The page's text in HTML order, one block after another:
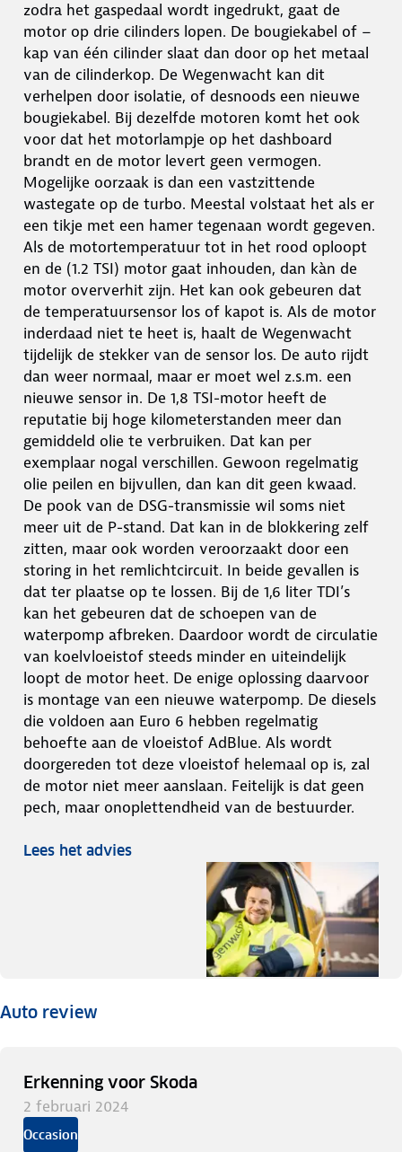
zodra het gaspedaal wordt ingedrukt, gaat de
motor op drie cilinders lopen. De bougiekabel of –
kap van één cilinder slaat dan door op het metaal
van de cilinderkop. De Wegenwacht kan dit
verhelpen door isolatie, of desnoods een nieuwe
bougiekabel. Bij dezelfde motoren komt het ook
voor dat het motorlampje op het dashboard
brandt en de motor levert geen vermogen.
Mogelijke oorzaak is dan een vastzittende
wastegate op de turbo. Meestal volstaat het als er
een tikje met een hamer tegenaan wordt gegeven.
Als de motortemperatuur tot in het rood oploopt
en de (1.2 TSI) motor gaat inhouden, dan kàn de
motor oververhit zijn. Het kan ook gebeuren dat
de temperatuursensor los of kapot is. Als de motor
inderdaad niet te heet is, haalt de Wegenwacht
tijdelijk de stekker van de sensor los. De auto rijdt
dan weer normaal, maar er moet wel z.s.m. een
nieuwe sensor in. De 1,8 TSI-motor heeft de
reputatie bij hoge kilometerstanden meer dan
gemiddeld olie te verbruiken. Dat kan per
exemplaar nogal verschillen. Gewoon regelmatig
olie peilen en bijvullen, dan kan dit geen kwaad.
De pook van de DSG-transmissie wil soms niet
meer uit de P-stand. Dat kan in de blokkering zelf
zitten, maar ook worden veroorzaakt door een
storing in het remlichtcircuit. In beide gevallen is
dat ter plaatse op te lossen. Bij de 1,6 liter TDI’s
kan het gebeuren dat de schoepen van de
waterpomp afbreken. Daardoor wordt de circulatie
van koelvloeistof steeds minder en uiteindelijk
loopt de motor heet. De enige oplossing daarvoor
is montage van een nieuwe waterpomp. De diesels
die voldoen aan Euro 6 hebben regelmatig
behoefte aan de vloeistof AdBlue. Als wordt
doorgereden tot deze vloeistof helemaal op is, zal
de motor niet meer aanslaan. Feitelijk is dat geen
pech, maar onoplettendheid van de bestuurder.
Lees het advies
Auto review
Erkenning voor Skoda
2 februari 2024
Occasion